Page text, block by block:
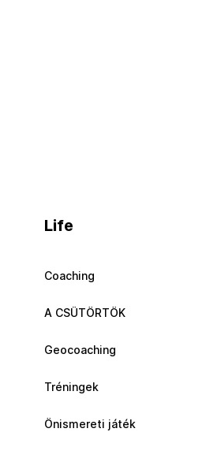
Life
Coaching
A CSÜTÖRTÖK
Geocoaching
Tréningek
Önismereti játék